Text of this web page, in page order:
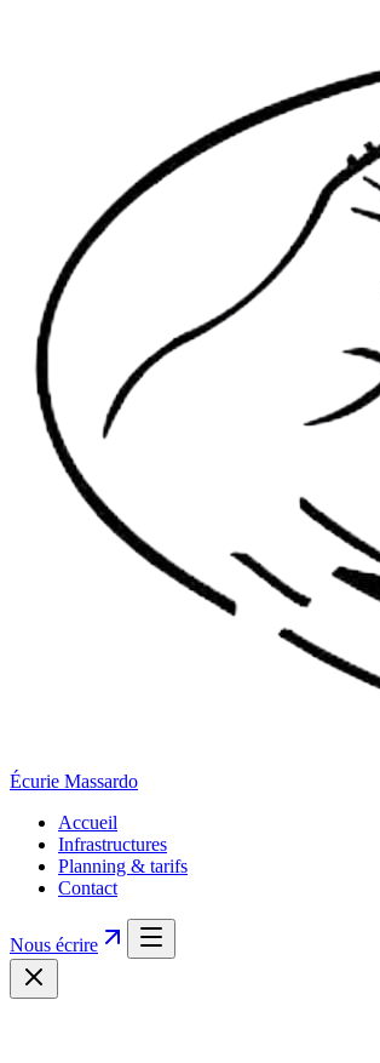
Écurie Massardo
Accueil
Infrastructures
Planning & tarifs
Contact
Nous écrire